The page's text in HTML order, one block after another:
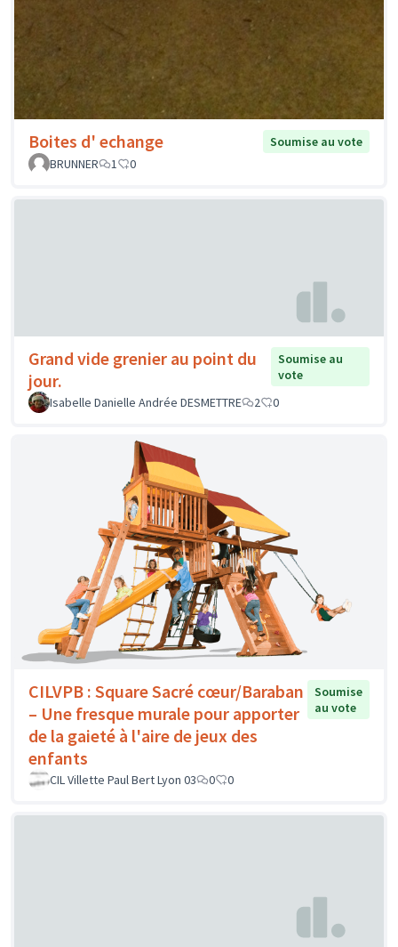
Boites d' echange
Soumise au vote
BRUNNER
1 0
Grand vide grenier au point du
jour.
Soumise au
vote
Isabelle Danielle Andrée DESMETTRE
2 0
CILVPB : Square Sacré cœur/Baraban
– Une fresque murale pour apporter
de la gaieté à l'aire de jeux des
enfants
Soumise
au vote
CIL Villette Paul Bert Lyon 03 0 0